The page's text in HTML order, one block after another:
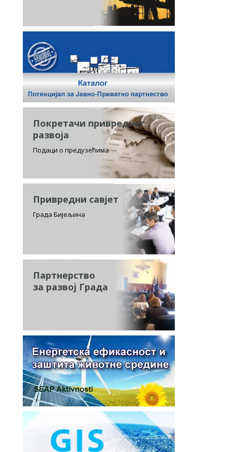
Покретачи привредног
развоја
Подаци о предузећима
Привредни савјет
Града Бијељина
Партнерство
за развој Града